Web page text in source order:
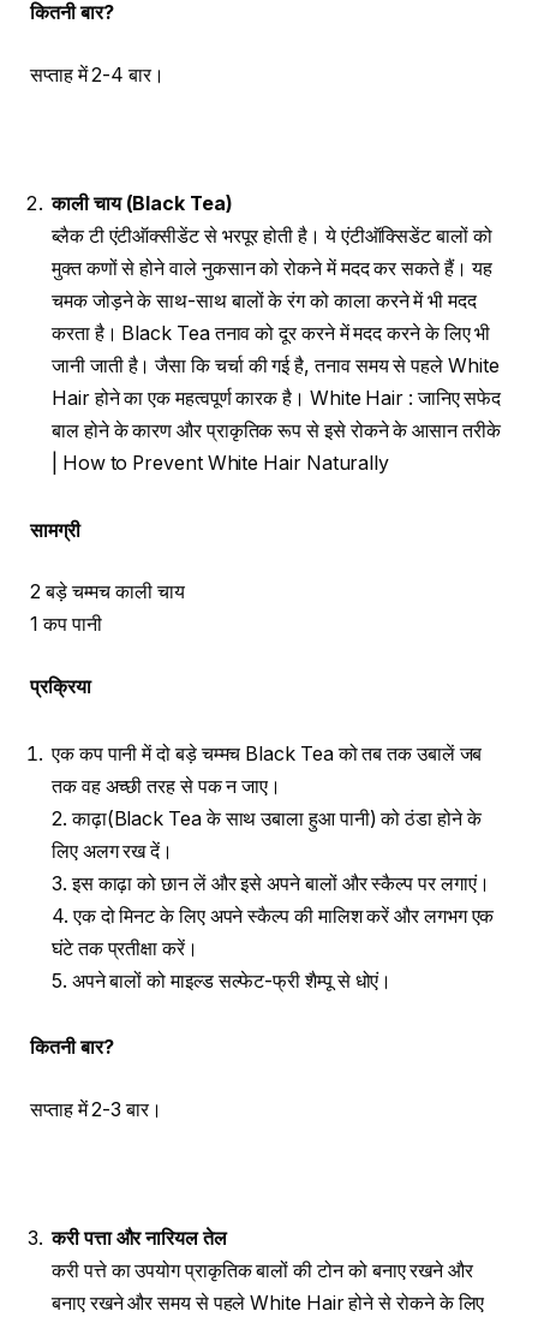
कितनी बार?
सप्ताह में 2-4 बार।
काली चाय (Black Tea)
ब्लैक टी एंटीऑक्सीडेंट से भरपूर होती है। ये एंटीऑक्सिडेंट बालों को
मुक्त कणों से होने वाले नुकसान को रोकने में मदद कर सकते हैं। यह
चमक जोड़ने के साथ-साथ बालों के रंग को काला करने में भी मदद
करता है। Black Tea तनाव को दूर करने में मदद करने के लिए भी
जानी जाती है। जैसा कि चर्चा की गई है, तनाव समय से पहले White
Hair होने का एक महत्वपूर्ण कारक है। White Hair : जानिए सफेद
बाल होने के कारण और प्राकृतिक रूप से इसे रोकने के आसान तरीके
| How to Prevent White Hair Naturally
सामग्री
2 बड़े चम्मच काली चाय
1 कप पानी
प्रक्रिया
एक कप पानी में दो बड़े चम्मच Black Tea को तब तक उबालें जब
तक वह अच्छी तरह से पक न जाए।
2. काढ़ा(Black Tea के साथ उबाला हुआ पानी) को ठंडा होने के
लिए अलग रख दें।
3. इस काढ़ा को छान लें और इसे अपने बालों और स्कैल्प पर लगाएं।
4. एक दो मिनट के लिए अपने स्कैल्प की मालिश करें और लगभग एक
घंटे तक प्रतीक्षा करें।
5. अपने बालों को माइल्ड सल्फेट-फ्री शैम्पू से धोएं।
कितनी बार?
सप्ताह में 2-3 बार।
करी पत्ता और नारियल तेल
करी पत्ते का उपयोग प्राकृतिक बालों की टोन को बनाए रखने और
बनाए रखने और समय से पहले White Hair होने से रोकने के लिए